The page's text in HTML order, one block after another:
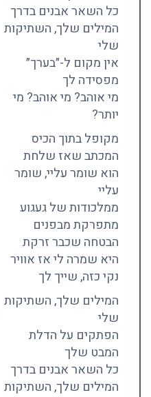
כל השאר אבנים בדרך
המילים שלך, השתיקות
שלי
אין מקום ל-״בערך״
מפסידה לך
מי אוהב? מי אוהב? מי
יותר?
מקופל בתוך הכיס
המכתב שאז שלחת
הוא שומר עליי, שומר
עליי
ממלכודות של געגוע
מתפרקת מבפנים
הבטחה שכבר זרקת
היא שמרה לי אז אוויר
נקי כזה, שייך לך
המילים שלך, השתיקות
שלי
הפתקים על הדלת
המבט שלך
כל השאר אבנים בדרך
המילים שלך, השתיקות